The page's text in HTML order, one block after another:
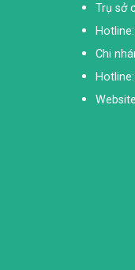
Trụ sở
Chi